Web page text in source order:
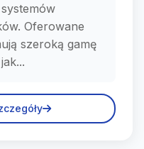
Oferowane
szeroką gamę